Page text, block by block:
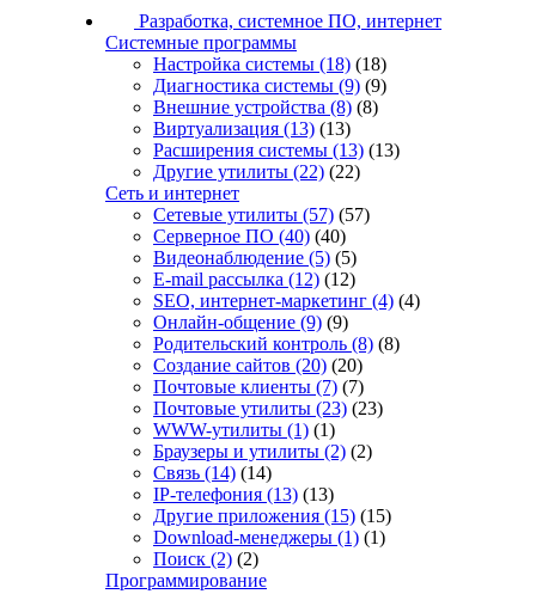
Разработка, системное ПО, интернет
Системные программы
Настройка системы (18) (18)
Диагностика системы (9) (9)
Внешние устройства (8) (8)
Виртуализация (13) (13)
Расширения системы (13) (13)
Другие утилиты (22) (22)
Сеть и интернет
Сетевые утилиты (57) (57)
Серверное ПО (40) (40)
Видеонаблюдение (5) (5)
E-mail рассылка (12) (12)
SEO, интернет-маркетинг (4) (4)
Онлайн-общение (9) (9)
Родительский контроль (8) (8)
Создание сайтов (20) (20)
Почтовые клиенты (7) (7)
Почтовые утилиты (23) (23)
WWW-утилиты (1) (1)
Браузеры и утилиты (2) (2)
Связь (14) (14)
IP-телефония (13) (13)
Другие приложения (15) (15)
Download-менеджеры (1) (1)
Поиск (2) (2)
Программирование